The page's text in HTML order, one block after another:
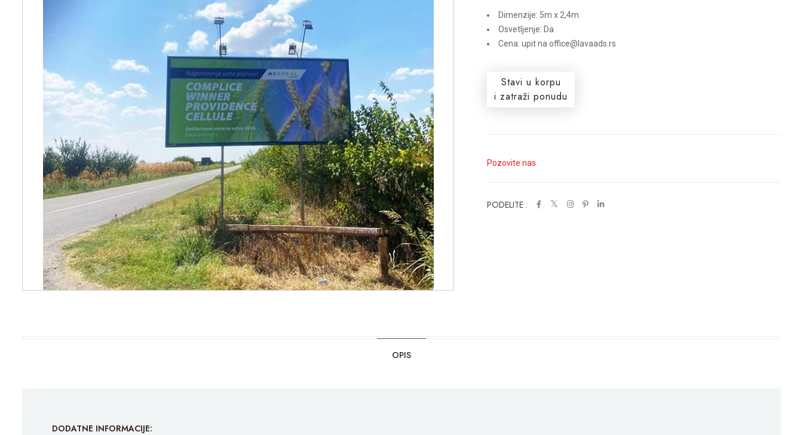
Dimenzije: 5m x 2,4m
Osvetljenje: Da
Cena: upit na office@lavaads.rs
Stavi u korpu
i zatraži ponudu
Pozovite nas
PODELITE :
OPIS
DODATNE INFORMACIJE: